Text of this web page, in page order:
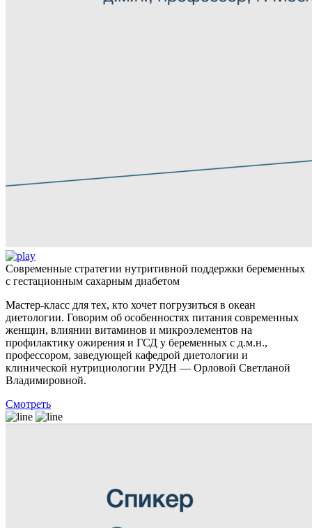
Современные стратегии нутритивной поддержки беременных
с гестационным сахарным диабетом
Мастер-класс для тех, кто хочет погрузиться в океан
диетологии. Говорим об особенностях питания современных
женщин, влиянии витаминов и микроэлементов на
профилактику ожирения и ГСД у беременных с д.м.н.,
профессором, заведующей кафедрой диетологии и
клинической нутрициологии РУДН — Орловой Светланой
Владимировной.
Смотреть